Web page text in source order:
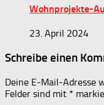
Wohnprojekte-
23. April 2024
Schreibe einen
Deine E-Mail-Adresse
Felder sind mit *